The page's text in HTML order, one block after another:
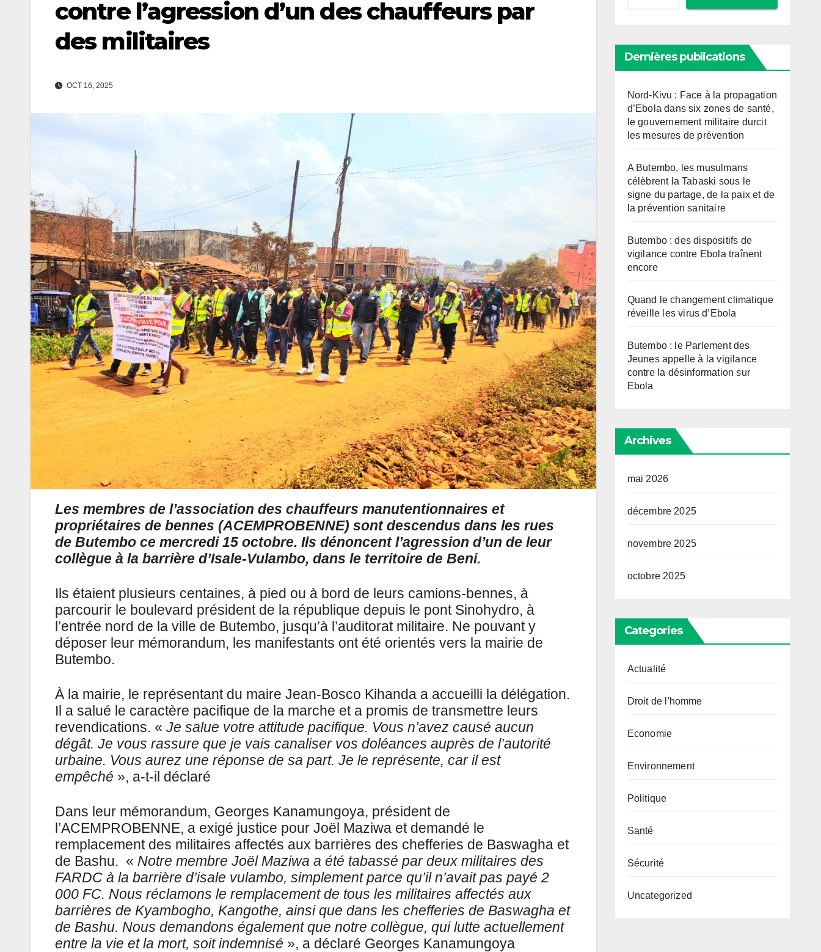
contre l’agression d’un des chauffeurs par
des militaires
OCT 16, 2025
Les membres de l’association des chauffeurs manutentionnaires et
propriétaires de bennes (ACEMPROBENNE) sont descendus dans les rues
de Butembo ce mercredi 15 octobre. Ils dénoncent l’agression d’un de leur
collègue à la barrière d’Isale-Vulambo, dans le territoire de Beni.
Ils étaient plusieurs centaines, à pied ou à bord de leurs camions-bennes, à
parcourir le boulevard président de la république depuis le pont Sinohydro, à
l’entrée nord de la ville de Butembo, jusqu’à l’auditorat militaire. Ne pouvant y
déposer leur mémorandum, les manifestants ont été orientés vers la mairie de
Butembo.
À la mairie, le représentant du maire Jean-Bosco Kihanda a accueilli la délégation.
Il a salué le caractère pacifique de la marche et a promis de transmettre leurs
revendications. « Je salue votre attitude pacifique. Vous n’avez causé aucun
dégât. Je vous rassure que je vais canaliser vos doléances auprès de l’autorité
urbaine. Vous aurez une réponse de sa part. Je le représente, car il est
empêché », a-t-il déclaré
Dans leur mémorandum, Georges Kanamungoya, président de
l’ACEMPROBENNE, a exigé justice pour Joël Maziwa et demandé le
remplacement des militaires affectés aux barrières des chefferies de Baswagha et
de Bashu. « Notre membre Joël Maziwa a été tabassé par deux militaires des
FARDC à la barrière d’isale vulambo, simplement parce qu’il n’avait pas payé 2
000 FC. Nous réclamons le remplacement de tous les militaires affectés aux
barrières de Kyambogho, Kangothe, ainsi que dans les chefferies de Baswagha et
de Bashu. Nous demandons également que notre collègue, qui lutte actuellement
entre la vie et la mort, soit indemnisé », a déclaré Georges Kanamungoya
Dernières publications
Nord-Kivu : Face à la propagation
d’Ebola dans six zones de santé,
le gouvernement militaire durcit
les mesures de prévention
A Butembo, les musulmans
célèbrent la Tabaski sous le
signe du partage, de la paix et de
la prévention sanitaire
Butembo : des dispositifs de
vigilance contre Ebola traînent
encore
Quand le changement climatique
réveille les virus d’Ebola
Butembo : le Parlement des
Jeunes appelle à la vigilance
contre la désinformation sur
Ebola
Archives
mai 2026
décembre 2025
novembre 2025
octobre 2025
Categories
Actualité
Droit de l'homme
Economie
Environnement
Politique
Santé
Sécurité
Uncategorized